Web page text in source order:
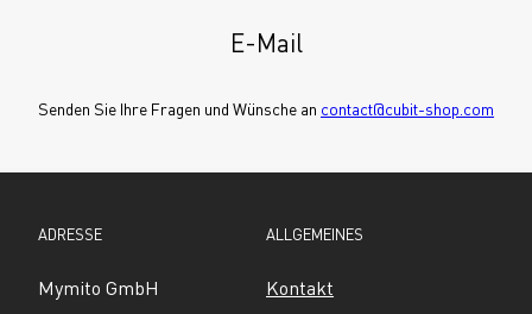
E-Mail
Senden Sie Ihre Fragen und Wünsche an contact@cubit-shop.com
ADRESSE
Mymito GmbH
ALLGEMEINES
Kontakt